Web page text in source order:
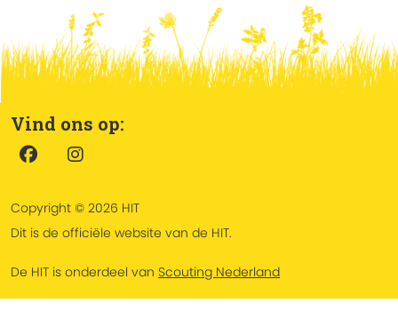
Vind ons op:
Copyright © 2026 HIT
Dit is de officiële website van de HIT.
De HIT is onderdeel van Scouting Nederland